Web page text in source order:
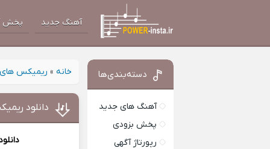
آهنگ جدید پخش
خانه » ریمیکس
دانلود
دسته‌بندی‌ها
آهنگ های جدید
پخش بزودی
رپورتاژ آگهی